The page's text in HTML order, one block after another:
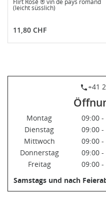
Flirt Rosé ® vin de pays romand
(leicht süsslich)
Preis
11,80 CHF
phone+41
Montag
09:00 -
Dienstag
09:00 -
Mittwoch
09:00 -
Donnerstag
09:00 -
Freitag
09:00 -
Samstags und nach